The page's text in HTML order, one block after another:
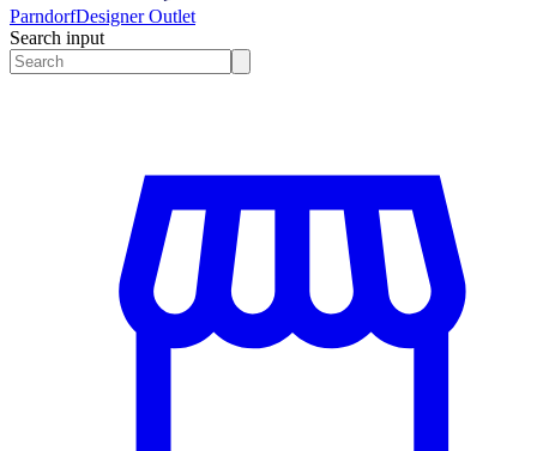
ParndorfDesigner Outlet
Search input